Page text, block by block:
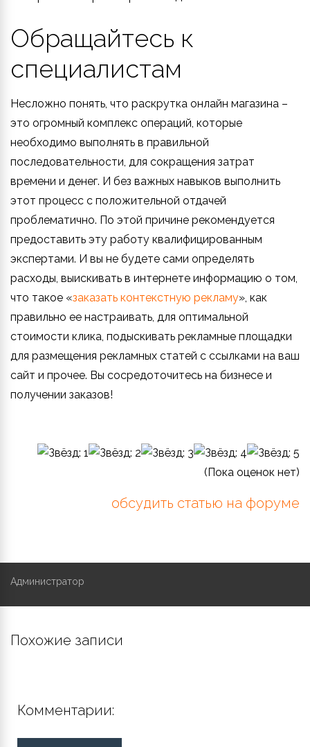
Обращайтесь к
специалистам
Несложно понять, что раскрутка онлайн магазина –
это огромный комплекс операций, которые
необходимо выполнять в правильной
последовательности, для сокращения затрат
времени и денег. И без важных навыков выполнить
этот процесс с положительной отдачей
проблематично. По этой причине рекомендуется
предоставить эту работу квалифицированным
экспертами. И вы не будете сами определять
расходы, выискивать в интернете информацию о том,
что такое «заказать контекстную рекламу», как
правильно ее настраивать, для оптимальной
стоимости клика, подыскивать рекламные площадки
для размещения рекламных статей с ссылками на ваш
сайт и прочее. Вы сосредоточитесь на бизнесе и
получении заказов!
(Пока оценок нет)
обсудить статью на форуме
Администратор
Похожие записи
Комментарии: